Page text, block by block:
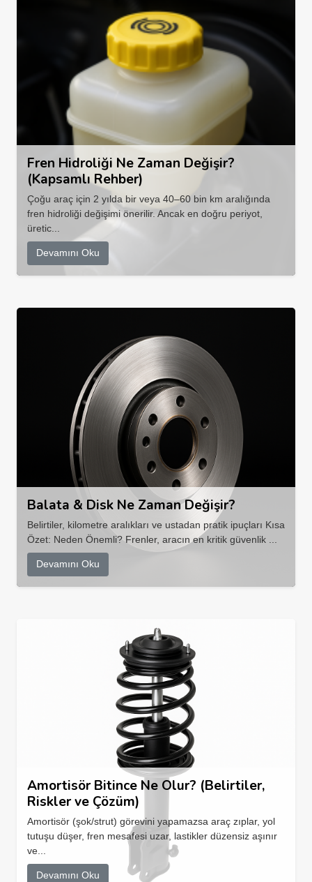
Fren Hidroliği Ne Zaman Değişir?
(Kapsamlı Rehber)
Çoğu araç için 2 yılda bir veya 40–60 bin km aralığında
fren hidroliği değişimi önerilir. Ancak en doğru periyot,
üretic...
Devamını Oku
Balata & Disk Ne Zaman Değişir?
Belirtiler, kilometre aralıkları ve ustadan pratik ipuçları Kısa
Özet: Neden Önemli? Frenler, aracın en kritik güvenlik ...
Devamını Oku
Amortisör Bitince Ne Olur? (Belirtiler,
Riskler ve Çözüm)
Amortisör (şok/strut) görevini yapamazsa araç zıplar, yol
tutuşu düşer, fren mesafesi uzar, lastikler düzensiz aşınır
ve...
Devamını Oku